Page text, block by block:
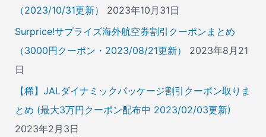
（2023/10/31更新）
2023年10月31日
Surprice!サプライズ海外航空券割引クーポンまとめ
（3000円クーポン・2023/08/21更新）
2023年8月21
日
【稀】JALダイナミックパッケージ割引クーポン取りま
とめ (最大3万円クーポン配布中 2023/02/03更新)
2023年2月3日